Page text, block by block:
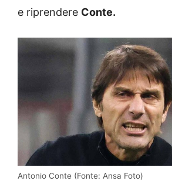
e riprendere Conte.
Antonio Conte (Fonte: Ansa Foto)